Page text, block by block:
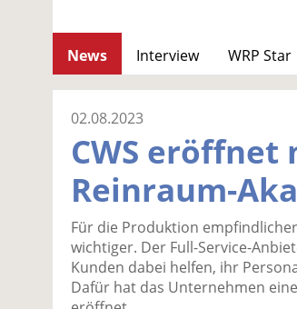
News Interview WRP Star
02.08.2023
CWS eröffnet
Reinraum-
Für die Produktion
wichtiger. Der Full-Service-
Kunden dabei helfen, ihr
Dafür hat das Unternehmen